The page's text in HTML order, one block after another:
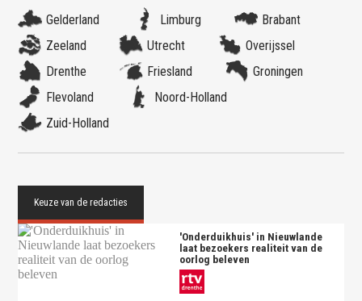
Gelderland Limburg
Brabant
Zeeland
Utrecht
Overijssel
Drenthe
Friesland
Groningen
Flevoland
Noord-Holland
Zuid-Holland
'Onderduikhuis' in Nieuwlande
laat bezoekers realiteit van de
oorlog beleven